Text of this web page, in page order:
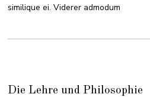
similique ei. Viderer admodum
Die Lehre und Philosophie